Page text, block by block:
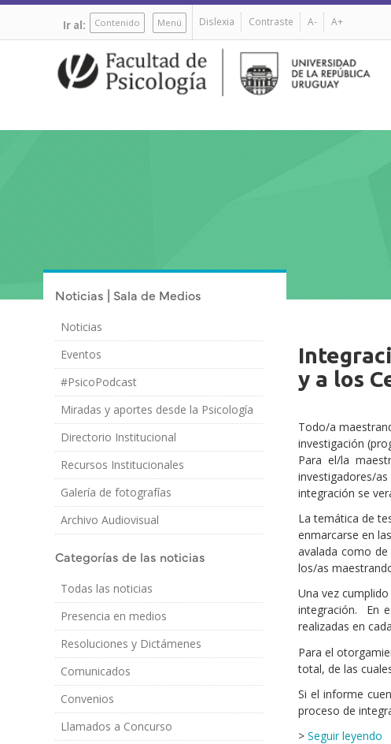
Pasar
contenido
Ir al: Contenido Menú Dislexia Contraste A- A+
Noticias | Sala de Medios
Noticias
Eventos
#PsicoPodcast
Miradas y aportes desde la Psicología
Directorio Institucional
Recursos Institucionales
Galería de fotografías
Archivo Audiovisual
Categorías de las noticias
Todas las noticias
Presencia en medios
Resoluciones y Dictámenes
Comunicados
Convenios
Llamados a Concurso
y a los
Cuerpo
Todo/a
investigación
Para el/la
investigadores/
integración se
La temática de
enmarcarse en
avalada como
los/as
Una vez
integración. En
realizadas en
Para el
total, de las
Si el informe
proceso de
> Seguir leyendo